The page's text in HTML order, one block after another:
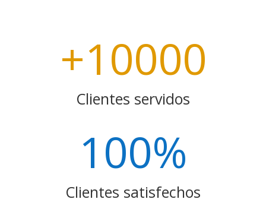
+10000
Clientes servidos
100%
Clientes satisfechos